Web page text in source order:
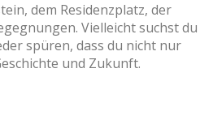
dem Residenzplatz, der
Vielleicht suchst du
spüren, dass du nicht nur
und Zukunft.